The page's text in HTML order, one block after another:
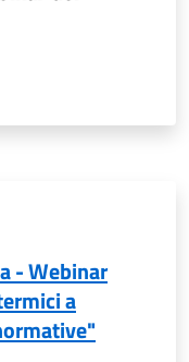
- Webinar
a